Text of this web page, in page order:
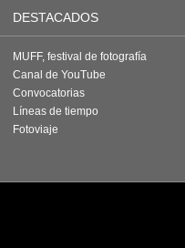
DESTACADOS
MUFF, festival de fotografía
Canal de YouTube
Convocatorias
Líneas de tiempo
Fotoviaje